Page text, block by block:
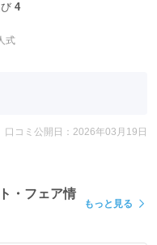
4
式
口コミ公開日：2026年03月19日
・フェア情
もっと見る